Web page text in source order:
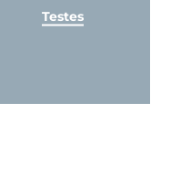
Testes